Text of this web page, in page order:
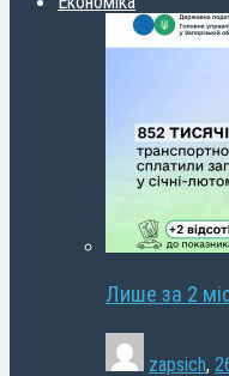
Лише за 2
zapsich,